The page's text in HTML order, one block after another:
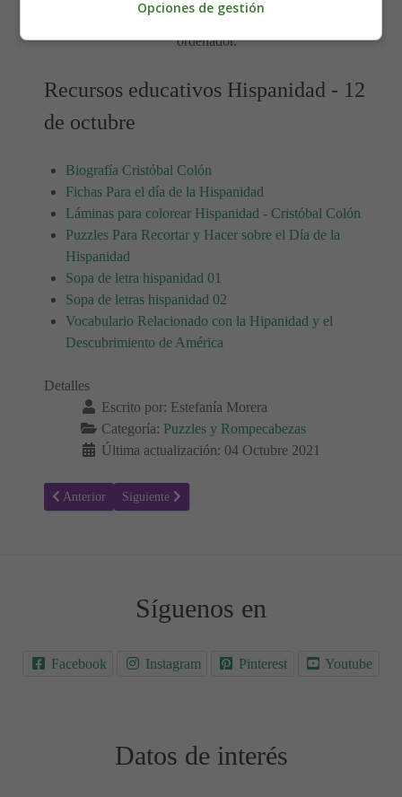
Para imprimir el puzzle, es mejor guardarlo primero en el
ordenador.
Recursos educativos Hispanidad - 12
de octubre
Biografía Cristóbal Colón
Fichas Para el día de la Hispanidad
Láminas para colorear Hispanidad - Cristóbal Colón
Puzzles Para Recortar y Hacer sobre el Día de la
Hispanidad
Sopa de letra hispanidad 01
Sopa de letras hispanidad 02
Vocabulario Relacionado con la Hipanidad y el
Descubrimiento de América
Detalles
Escrito por: Estefanía Morera
Categoría: Puzzles y Rompecabezas
Última actualización: 04 Octubre 2021
Artículo anterior: Puzzle hispanidad - día de la raza 02
Anterior Artículo siguiente: Puzzle seguridad vial 02
Siguiente
Síguenos en
Facebook Instagram Pinterest Youtube
Datos de interés
Opciones de gestión